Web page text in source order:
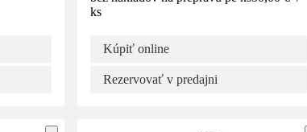
ks
Kúpiť online
Rezervovať v predajni